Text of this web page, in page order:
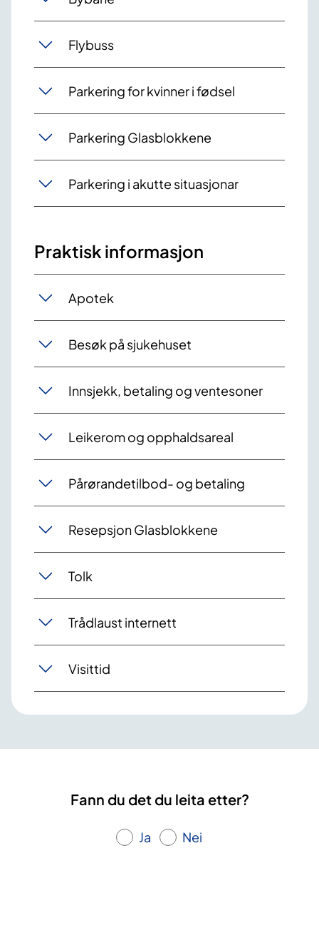
Flybuss
Parkering for kvinner i fødsel
Parkering Glasblokkene
Parkering i akutte situasjonar
Praktisk informasjon
Apotek
Besøk på sjukehuset
Innsjekk, betaling og ventesoner
Leikerom og opphaldsareal
Pårørandetilbod- og betaling
Resepsjon Glasblokkene
Tolk
Trådlaust internett
Visittid
Fann du det du leita etter?
Ja Nei